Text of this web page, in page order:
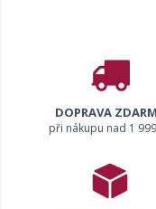
DOPRAVA
při nákupu nad 1